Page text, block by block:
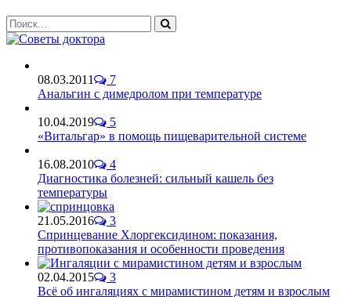
08.03.2011
7
Анальгин с димедролом при температуре
10.04.2019
5
«Витальгар» в помощь пищеварительной системе
16.08.2010
4
Диагностика болезней: сильный кашель без
температуры
21.05.2016
3
Спринцевание Хлоргексидином: показания,
противопоказания и особенности проведения
02.04.2015
3
Всё об ингаляциях с мирамистином детям и взрослым